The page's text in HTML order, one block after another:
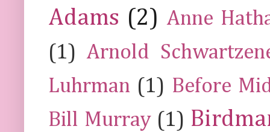
Adams (2) Anne
(1) Arnold
Luhrman (1) Before
Bill Murray (1)